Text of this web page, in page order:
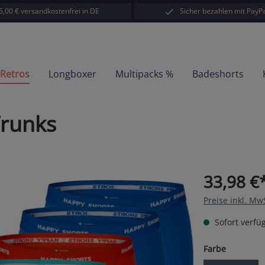
€ versandkostenfrei in DE Sicher bezahlen mit
Longboxer Multipacks % Badeshorts
33,98
Preise inkl.
Sofort
Farbeauswählen